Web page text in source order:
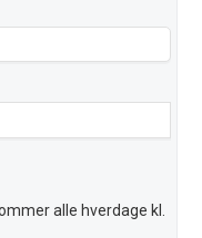
alle hverdage kl.